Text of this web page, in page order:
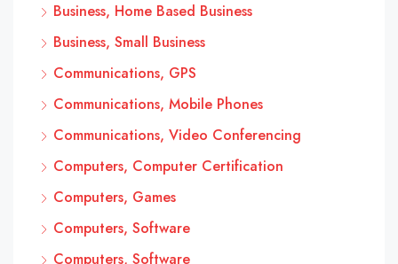
Business, Home Based Business
Business, Small Business
Communications, GPS
Communications, Mobile Phones
Communications, Video Conferencing
Computers, Computer Certification
Computers, Games
Computers, Software
Computers, Software